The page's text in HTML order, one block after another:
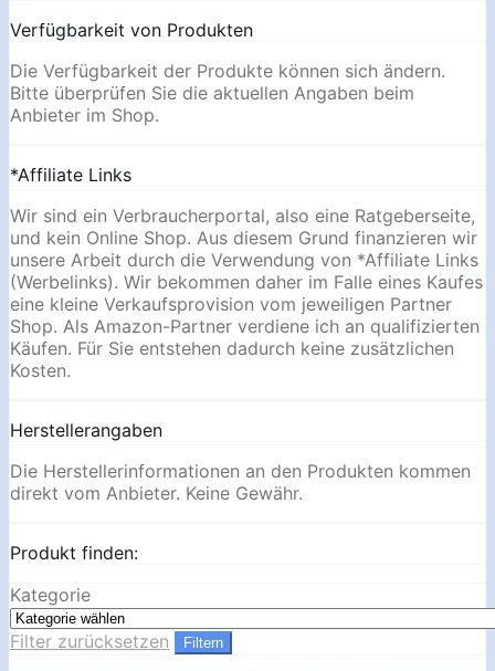
Verfügbarkeit von Produkten
Die Verfügbarkeit der Produkte können sich ändern.
Bitte überprüfen Sie die aktuellen Angaben beim
Anbieter im Shop.
*Affiliate Links
Wir sind ein Verbraucherportal, also eine Ratgeberseite,
und kein Online Shop. Aus diesem Grund finanzieren wir
unsere Arbeit durch die Verwendung von *Affiliate Links
(Werbelinks). Wir bekommen daher im Falle eines Kaufes
eine kleine Verkaufsprovision vom jeweiligen Partner
Shop. Als Amazon-Partner verdiene ich an qualifizierten
Käufen. Für Sie entstehen dadurch keine zusätzlichen
Kosten.
Herstellerangaben
Die Herstellerinformationen an den Produkten kommen
direkt vom Anbieter. Keine Gewähr.
Produkt finden:
Kategorie
Filter zurücksetzen Filtern